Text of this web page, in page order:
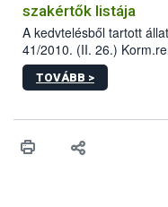
szakértők listája
A kedvtelésből tartott
41/2010. (II. 26.)
sérülés, illetve ennek
hatósági feladatokat,
vonni az ebek
TOVÁBB >